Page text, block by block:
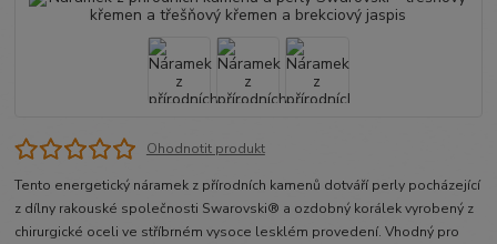
Ohodnotit produkt
Tento energetický náramek z přírodních kamenů dotváří perly pocházející
z dílny rakouské společnosti Swarovski® a ozdobný korálek vyrobený z
chirurgické oceli ve stříbrném vysoce lesklém provedení. Vhodný pro